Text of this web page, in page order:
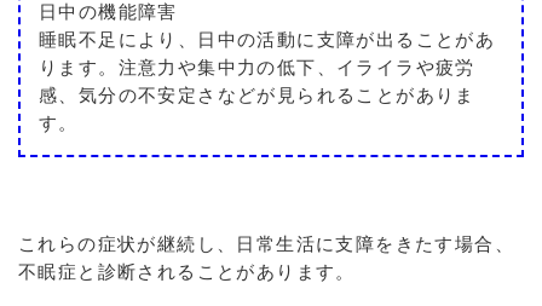
日中の機能障害
睡眠不足により、日中の活動に支障が出ることがあ
ります。注意力や集中力の低下、イライラや疲労
感、気分の不安定さなどが見られることがありま
す。
これらの症状が継続し、日常生活に支障をきたす場合、
不眠症と診断されることがあります。